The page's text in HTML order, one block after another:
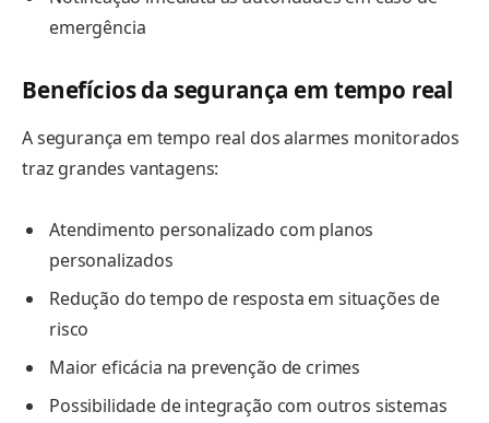
emergência
Benefícios da segurança em tempo real
A segurança em tempo real dos alarmes monitorados
traz grandes vantagens:
Atendimento personalizado com planos
personalizados
Redução do tempo de resposta em situações de
risco
Maior eficácia na prevenção de crimes
Possibilidade de integração com outros sistemas